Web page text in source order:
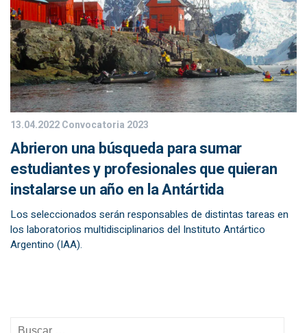
13.04.2022Convocatoria 2023
Abrieron una búsqueda para sumar
estudiantes y profesionales que quieran
instalarse un año en la Antártida
Los seleccionados serán responsables de distintas tareas en
los laboratorios multidisciplinarios del Instituto Antártico
Argentino (IAA).